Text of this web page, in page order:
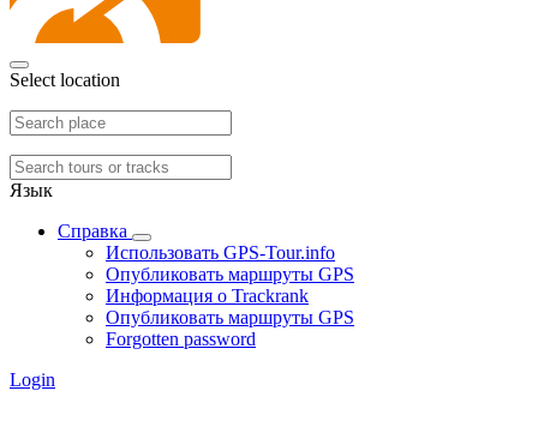
Select location
Язык
Справка
Использовать GPS-Tour.info
Опубликовать маршруты GPS
Информация о Trackrank
Опубликовать маршруты GPS
Forgotten password
Login